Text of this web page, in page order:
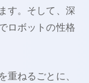
す。そして、深
ロボットの性格
重ねるごとに、